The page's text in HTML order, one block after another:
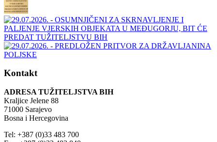
Kontakt
ADRESA TUŽITELJSTVA BIH
Kraljice Jelene 88
71000 Sarajevo
Bosna i Hercegovina
Tel: +387 (0)33 483 700